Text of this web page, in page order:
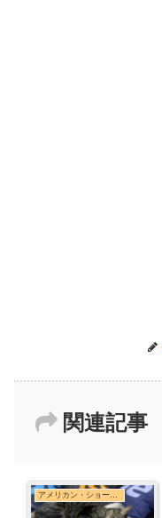
関連記事
アメリカン・ショートヘア